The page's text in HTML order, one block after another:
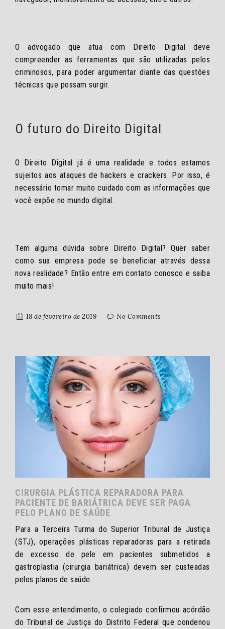
O advogado que atua com Direito Digital deve
compreender as ferramentas que são utilizadas pelos
criminosos, para poder argumentar diante das questões
técnicas que possam surgir.
O futuro do Direito Digital
O Direito Digital já é uma realidade e todos estamos
sujeitos aos ataques de hackers e crackers. Por isso, é
necessário tomar muito cuidado com as informações que
você expõe no mundo digital.
Tem alguma dúvida sobre Direito Digital? Quer saber
como sua empresa pode se beneficiar através dessa
nova realidade? Então entre em contato conosco e saiba
muito mais!
18 de fevereiro de 2019 No Comments
CIRURGIA PLÁSTICA REPARADORA PARA
PACIENTE DE BARIÁTRICA DEVE SER PAGA
PELO PLANO DE SAÚDE
Para a Terceira Turma do Superior Tribunal de Justiça
(STJ), operações plásticas reparadoras para a retirada
de excesso de pele em pacientes submetidos a
gastroplastia (cirurgia bariátrica) devem ser custeadas
pelos planos de saúde.
Com esse entendimento, o colegiado confirmou acórdão
do Tribunal de Justiça do Distrito Federal que condenou